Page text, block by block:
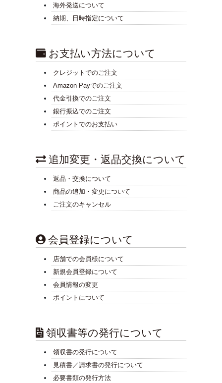
海外発送について
納期、日時指定について
お支払い方法について
クレジットでのご注文
Amazon Payでのご注文
代金引換でのご注文
銀行振込でのご注文
ポイントでのお支払い
追加変更・返品交換について
返品・交換について
商品の追加・変更について
ご注文のキャンセル
会員登録について
店舗での会員様について
新規会員登録について
会員情報の変更
ポイントについて
領収書等の発行について
領収書の発行について
見積書／請求書の発行について
必要書類の発行方法